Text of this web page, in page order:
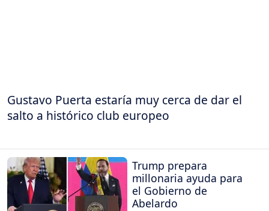
Gustavo Puerta estaría muy cerca de dar el
salto a histórico club europeo
Trump prepara
millonaria ayuda para
el Gobierno de
Abelardo